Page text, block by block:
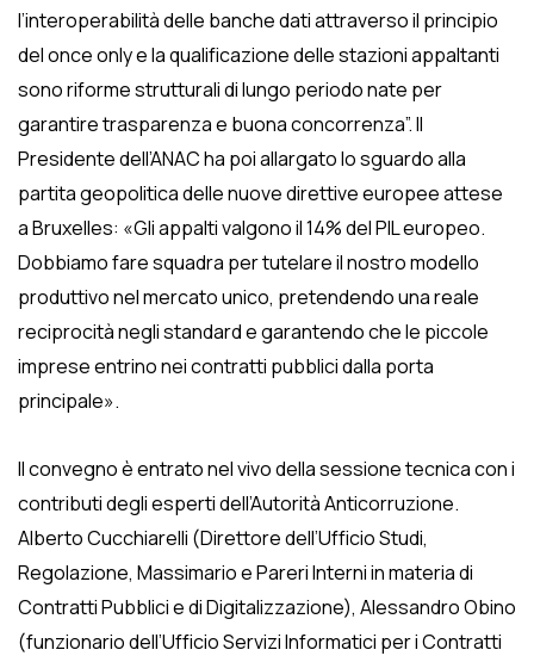
l’interoperabilità delle banche dati attraverso il principio
del once only e la qualificazione delle stazioni appaltanti
sono riforme strutturali di lungo periodo nate per
garantire trasparenza e buona concorrenza”. Il
Presidente dell’ANAC ha poi allargato lo sguardo alla
partita geopolitica delle nuove direttive europee attese
a Bruxelles: «Gli appalti valgono il 14% del PIL europeo.
Dobbiamo fare squadra per tutelare il nostro modello
produttivo nel mercato unico, pretendendo una reale
reciprocità negli standard e garantendo che le piccole
imprese entrino nei contratti pubblici dalla porta
principale».
Il convegno è entrato nel vivo della sessione tecnica con i
contributi degli esperti dell’Autorità Anticorruzione.
Alberto Cucchiarelli (Direttore dell’Ufficio Studi,
Regolazione, Massimario e Pareri Interni in materia di
Contratti Pubblici e di Digitalizzazione), Alessandro Obino
(funzionario dell’Ufficio Servizi Informatici per i Contratti